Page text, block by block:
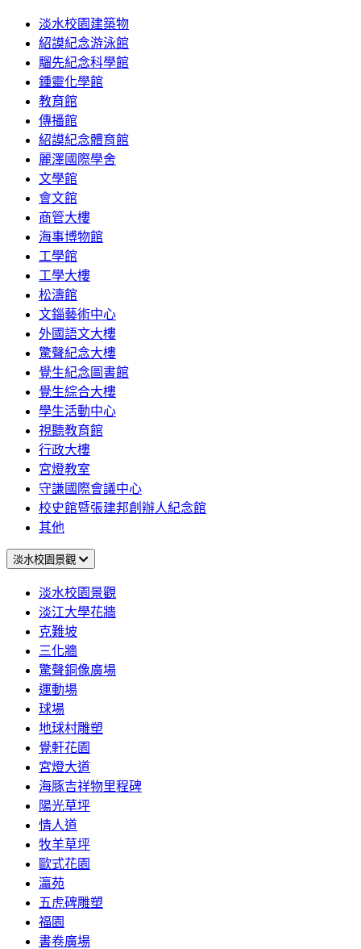
淡水校園建築物
紹謨紀念游泳館
騮先紀念科學館
鍾靈化學館
教育館
傳播館
紹謨紀念體育館
麗澤國際學舍
文學館
會文館
商管大樓
海事博物館
工學館
工學大樓
松濤館
文錙藝術中心
外國語文大樓
驚聲紀念大樓
覺生紀念圖書館
覺生綜合大樓
學生活動中心
視聽教育館
行政大樓
宮燈教室
守謙國際會議中心
校史館暨張建邦創辦人紀念館
其他
淡水校園景觀
淡水校園景觀
淡江大學花牆
克難坡
三化牆
驚聲銅像廣場
運動場
球場
地球村雕塑
覺軒花園
宮燈大道
海豚吉祥物里程碑
陽光草坪
情人道
牧羊草坪
歐式花園
瀛苑
五虎碑雕塑
福園
書卷廣場